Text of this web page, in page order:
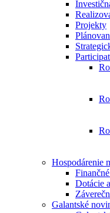
Projekty
Hospodárenie
Dotácie
Galantské